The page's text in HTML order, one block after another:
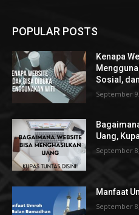
POPULAR POSTS
Kenapa
Sosial,
September
Uang,
September
Manfaat
September